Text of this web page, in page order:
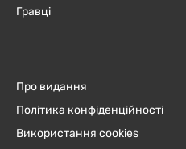
Гравці
Про видання
Політика конфіденційності
Використання cookies